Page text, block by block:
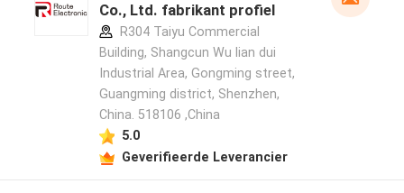
Co., Ltd. fabrikant profiel
R304 Taiyu Commercial
Building, Shangcun Wu lian dui
Industrial Area, Gongming street,
Guangming district, Shenzhen,
China. 518106 ,China
5.0
Geverifieerde Leverancier